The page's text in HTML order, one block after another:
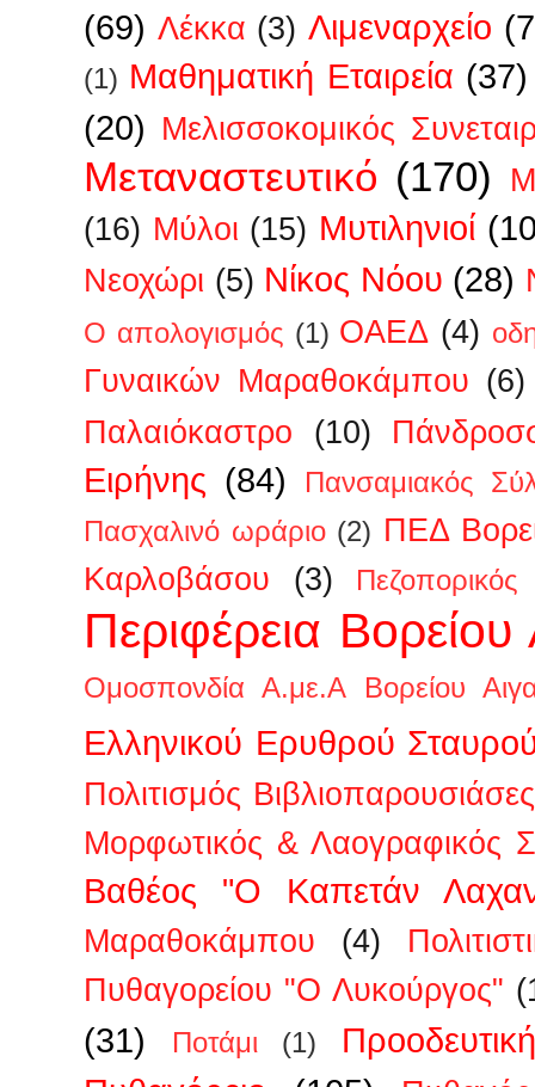
(69) Λέκκα (3) Λιμεναρχείο
(1) Μαθηματική Εταιρεία (37)
(20) Μελισσοκομικός
Μεταναστευτικό (170)
(16) Μύλοι (15) Μυτιληνιοί
Νεοχώρι (5) Νίκος Νόου (28)
Ο απολογισμός (1) ΟΑΕΔ (4)
Γυναικών Μαραθοκάμπου (6)
Παλαιόκαστρο
(10)
Ειρήνης (84)
Πανσαμιακός
Πασχαλινό ωράριο (2) ΠΕΔ
Καρλοβάσου
(3)
Περιφέρεια Βορείου
Ομοσπονδία Α.με.Α Βορείου
Ελληνικού Ερυθρού
Πολιτισμός Βιβλιοπαρουσιάσες
Μορφωτικός & Λαογραφικός
Βαθέος "Ο Καπετάν
Μαραθοκάμπου (4)
Πυθαγορείου "Ο Λυκούργος"
(31) Ποτάμι (1)